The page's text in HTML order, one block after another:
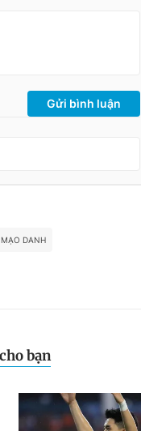
Gửi bình luận
MẠO DANH